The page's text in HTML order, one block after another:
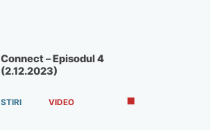
Connect – Episodul 4
(2.12.2023)
STIRI VIDEO